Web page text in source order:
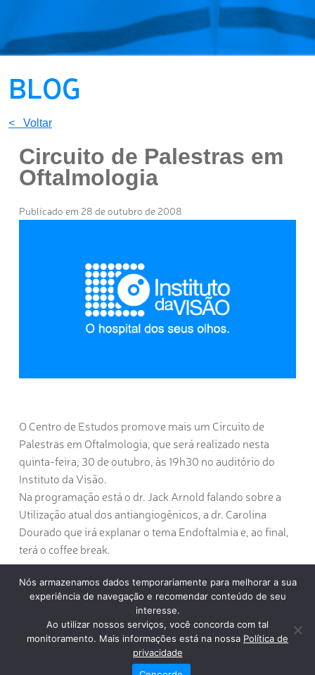
BLOG
< Voltar
Circuito de Palestras em
Oftalmologia
Publicado em 28 de outubro de 2008
O Centro de Estudos promove mais um Circuito de
Palestras em Oftalmologia, que será realizado nesta
quinta-feira, 30 de outubro, às 19h30 no auditório do
Instituto da Visão.
Na programação está o dr. Jack Arnold falando sobre a
Utilização atual dos antiangiogênicos, a dr. Carolina
Dourado que irá explanar o tema Endoftalmia e, ao final,
terá o coffee break.
Nós armazenamos dados temporariamente para melhorar a sua
experiência de navegação e recomendar conteúdo de seu
interesse.
Ao utilizar nossos serviços, você concorda com tal
monitoramento. Mais informações está na nossa Política de
privacidade